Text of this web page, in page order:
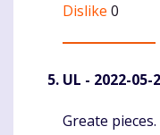
Dislike 0
UL - 2022-05-
Komentaras
Greate